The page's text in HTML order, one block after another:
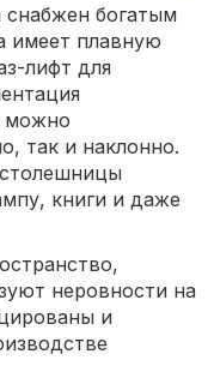
богатым
имеет плавную
лифт для
можно
так и наклонно.
книги и даже
неровности на
и